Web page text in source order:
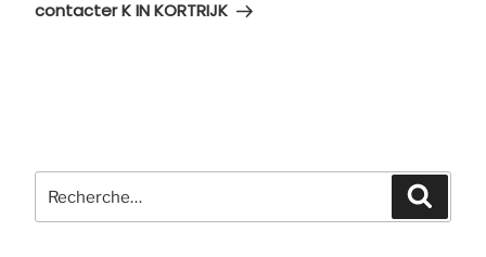
suivant
contacter K IN KORTRIJK
pour